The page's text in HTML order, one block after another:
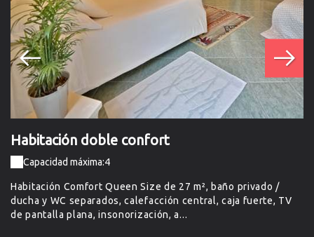
Habitación doble confort
Capacidad máxima:4
Habitación Comfort Queen Size de 27 m², baño privado /
ducha y WC separados, calefacción central, caja fuerte, TV
de pantalla plana, insonorización, a...